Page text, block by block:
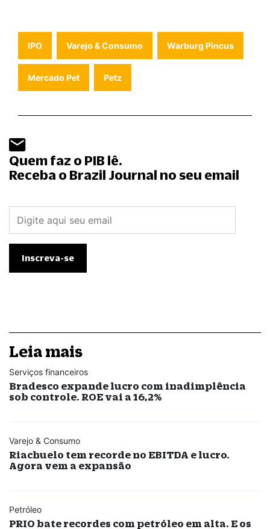
IPO Varejo & Consumo Warburg Pincus
Mercado Pet Petz
Quem faz o PIB lê.
Receba o Brazil Journal no seu email
Leia mais
Serviços financeiros
Bradesco expande lucro com inadimplência
sob controle. ROE vai a 16,2%
Varejo & Consumo
Riachuelo tem recorde no EBITDA e lucro.
Agora vem a expansão
Petróleo
PRIO bate recordes com petróleo em alta. E os